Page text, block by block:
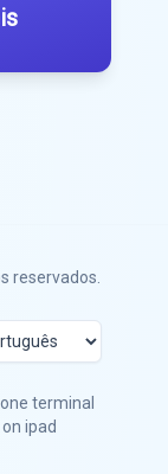
reservados.
terminal
ipad